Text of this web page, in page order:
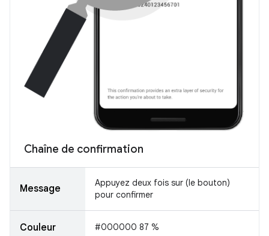
Chaîne de confirmation
Message
Appuyez deux fois sur (le bouton)
pour confirmer
Couleur #000000 87 %